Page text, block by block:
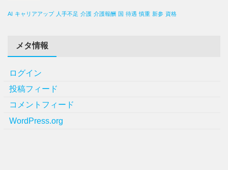
AI キャリアアップ 人手不足 介護 介護報酬 国 待遇 慎重 新参 資格
メタ情報
ログイン
投稿フィード
コメントフィード
WordPress.org